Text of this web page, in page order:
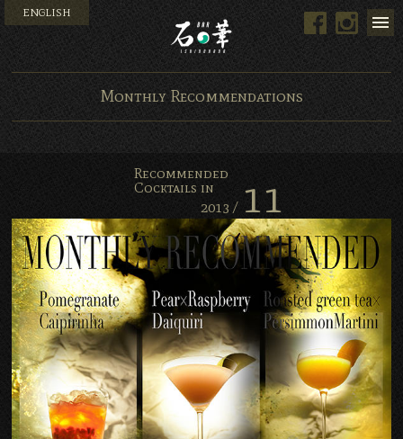
Bar 石の華 -BAR
ENGLISH Facebook
Monthly Recommendations
Recommended
Cocktails in
2013 / 11